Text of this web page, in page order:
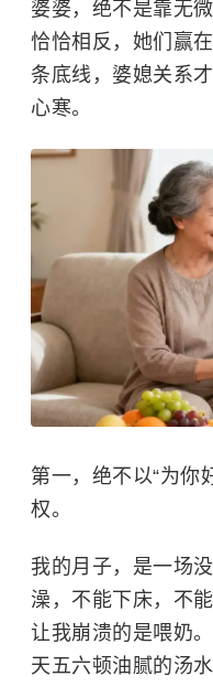
婆婆，绝不是靠无
恰恰相反，她们赢
条底线，婆媳关系
心寒。
第一，绝不以“为你
权。
我的月子，是一场
澡，不能下床，不
让我崩溃的是喂奶
天五六顿油腻的汤